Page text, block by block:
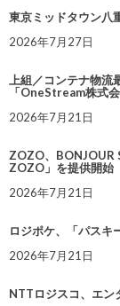
東京ミッドタウン八
2026年7月27日
上組／コンテナ物
「OneStream株式
2026年7月21日
ZOZO、BONJOUR
ZOZO」を提供開始
2026年7月21日
ロジポケ、「パスキ
2026年7月21日
NTTロジスコ、エン